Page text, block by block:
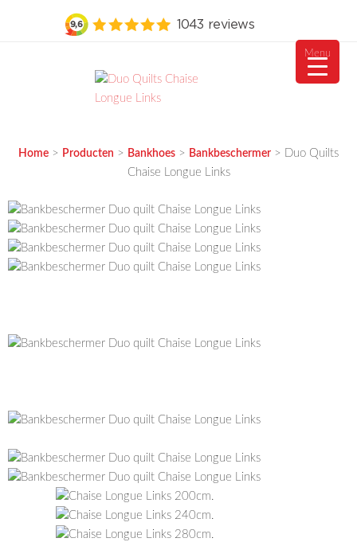
Home > Producten > Bankhoes > Bankbeschermer > Duo Quilts
Chaise Longue Links
Menu